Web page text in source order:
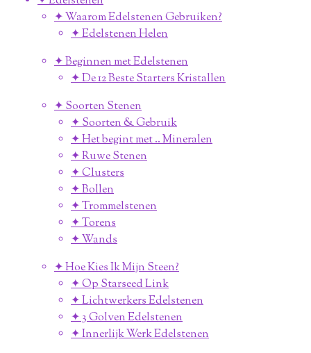
✦ Waarom Edelstenen Gebruiken?
✦ Edelstenen Helen
✦ Beginnen met Edelstenen
✦ De 12 Beste Starters Kristallen
✦ Soorten Stenen
✦ Soorten & Gebruik
✦ Het begint met .. Mineralen
✦ Ruwe Stenen
✦ Clusters
✦ Bollen
✦ Trommelstenen
✦ Torens
✦ Wands
✦ Hoe Kies Ik Mijn Steen?
✦ Op Starseed Link
✦ Lichtwerkers Edelstenen
✦ 3 Golven Edelstenen
✦ Innerlijk Werk Edelstenen